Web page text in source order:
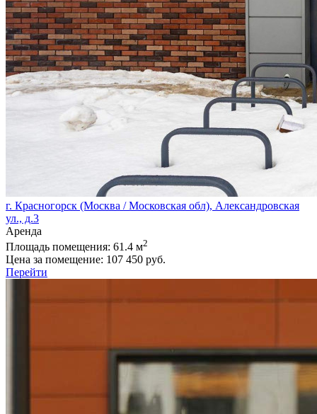
г. Красногорск (Москва / Московская обл), Александровская
ул., д.3
Аренда
Площадь помещения: 61.4 м2
Цена за помещение: 107 450 руб.
Перейти